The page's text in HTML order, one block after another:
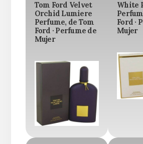
Tom Ford Velvet
Orchid Lumiere
Perfume, de Tom
Ford · Perfume de
Mujer
White
Ford ·
Mujer